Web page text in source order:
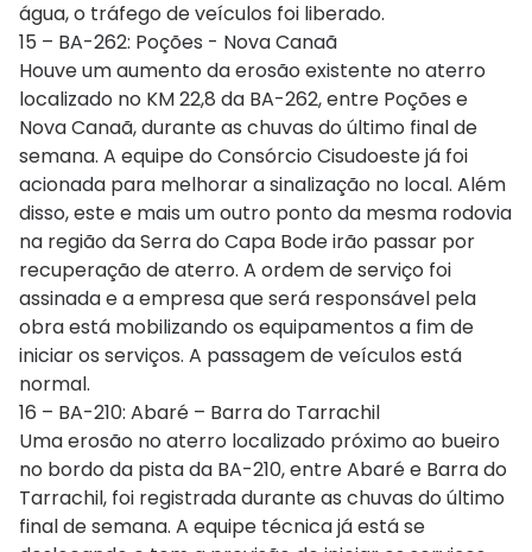
água, o tráfego de veículos foi liberado.
15 – BA-262: Poções - Nova Canaã
Houve um aumento da erosão existente no aterro
localizado no KM 22,8 da BA-262, entre Poções e
Nova Canaã, durante as chuvas do último final de
semana. A equipe do Consórcio Cisudoeste já foi
acionada para melhorar a sinalização no local. Além
disso, este e mais um outro ponto da mesma rodovia
na região da Serra do Capa Bode irão passar por
recuperação de aterro. A ordem de serviço foi
assinada e a empresa que será responsável pela
obra está mobilizando os equipamentos a fim de
iniciar os serviços. A passagem de veículos está
normal.
16 – BA-210: Abaré – Barra do Tarrachil
Uma erosão no aterro localizado próximo ao bueiro
no bordo da pista da BA-210, entre Abaré e Barra do
Tarrachil, foi registrada durante as chuvas do último
final de semana. A equipe técnica já está se